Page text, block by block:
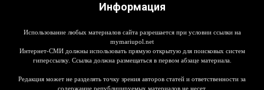
Информация
Использование любых материалов сайта разрешается при условии ссылки на
mymariupol.net
Интернет-СМИ должны использовать прямую открытую для поисковых систем
гиперссылку. Ссылка должна размещаться в первом абзаце материала.
Редакция может не разделять точку зрения авторов статей и ответственности за
содержание републицируемых материалов не несет.